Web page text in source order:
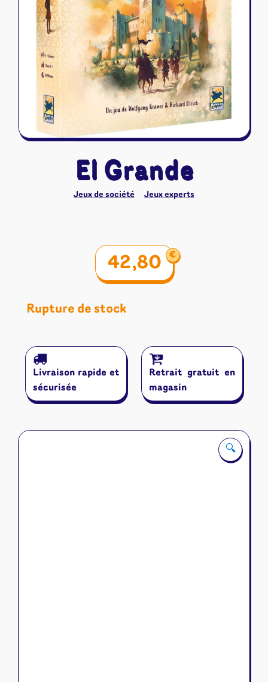
Naruto Mythos
Autres
Tapis de jeu
🔍
El Grande
Jeux de société Jeux experts
42,80 €
Rupture de stock
Livraison rapide et
sécurisée
Retrait gratuit en
magasin